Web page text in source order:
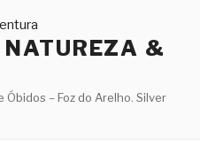
&
– Foz do Arelho. Silver